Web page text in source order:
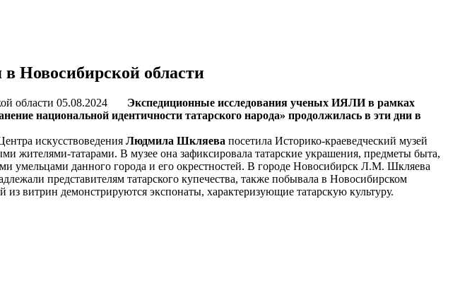
Новосибирской области
05.08.2024
Экспедиционные исследования ученых ИЯЛИ в рамках
национальной идентичности татарского народа» продолжилась в эти дни в
искусствоведения Людмила Шкляева посетила Историко-краеведческий музей
жителями-татарами. В музее она зафиксировала татарские украшения, предметы быта,
умельцами данного города и его окрестностей. В городе Новосибирск Л.М. Шкляева
представителям татарского купечества, также побывала в Новосибирском
из витрин демонстрируются экспонаты, характеризующие татарскую культуру.